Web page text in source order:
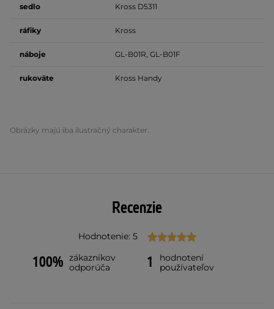
sedlo Kross D5311
ráfiky Kross
náboje GL-B01R, GL-B01F
rukoväte Kross Handy
Obrázky majú iba ilustračný charakter.
Recenzie
Hodnotenie: 5
100% zákazníkov
odporúča
1
hodnotení
používateľov